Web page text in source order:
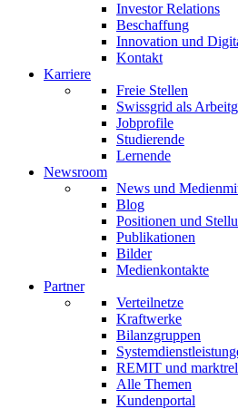
Investor Relations
Beschaffung
Innovation und
Kontakt
Karriere
Freie Stellen
Swissgrid als
Jobprofile
Studierende
Lernende
Newsroom
News und
Blog
Positionen und
Publikationen
Bilder
Medienkontakte
Partner
Verteilnetze
Kraftwerke
Bilanzgruppen
REMIT und
Alle Themen
Kundenportal